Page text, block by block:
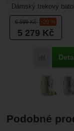
6 599Kč -20 %
5 279 Kč
Porovnat
Dámský trekový
35+5 litrů (celkem 40
Oblíbí si...
Podobné